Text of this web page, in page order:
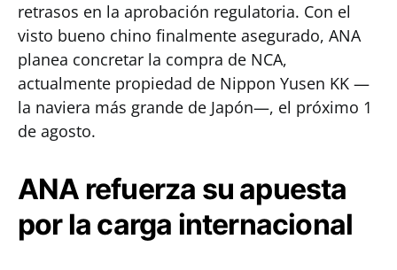
retrasos en la aprobación regulatoria. Con el
visto bueno chino finalmente asegurado, ANA
planea concretar la compra de NCA,
actualmente propiedad de Nippon Yusen KK —
la naviera más grande de Japón—, el próximo 1
de agosto.
ANA refuerza su apuesta
por la carga internacional